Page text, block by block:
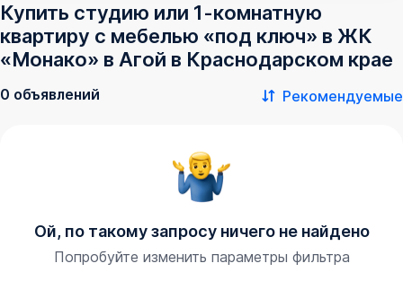
Купить студию или 1-комнатную
квартиру с мебелью «под ключ» в ЖК
«Монако» в Агой в Краснодарском крае
0 объявлений Рекомендуемые
Ой, по такому запросу ничего не найдено
Попробуйте изменить параметры фильтра